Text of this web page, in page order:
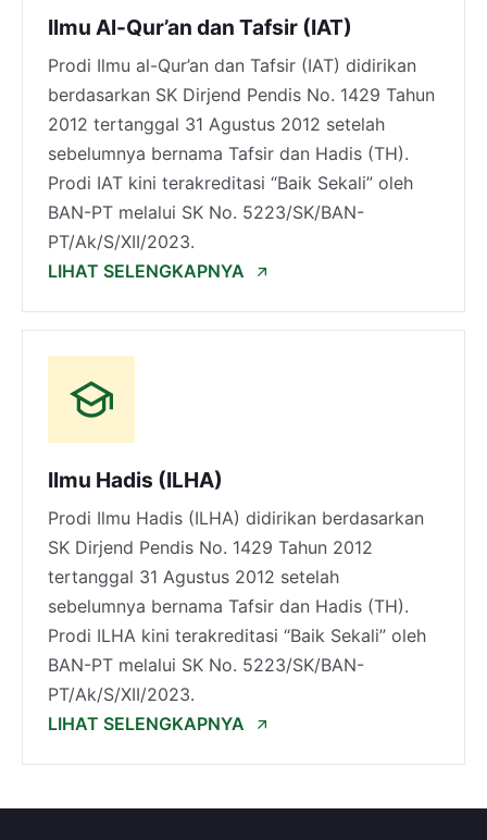
Mengembangkan kerja sama dengan
berbagai pihak di tingkat lokal, regional,
nasional, dan internasional sebagai
perwujudan Tri Dharma Perguruan Tinggi,
terutama di bidang studi al-Qur’an dan
hadits.
Ilmu Al-Qur’an dan Tafsir (IAT)
Prodi Ilmu al-Qur’an dan Tafsir (IAT) didirikan
berdasarkan SK Dirjend Pendis No. 1429 Tahun
2012 tertanggal 31 Agustus 2012 setelah
sebelumnya bernama Tafsir dan Hadis (TH).
Prodi IAT kini terakreditasi “Baik Sekali” oleh
BAN-PT melalui SK No. 5223/SK/BAN-
PT/Ak/S/XII/2023.
LIHAT SELENGKAPNYA
Ilmu Hadis (ILHA)
Prodi Ilmu Hadis (ILHA) didirikan berdasarkan
SK Dirjend Pendis No. 1429 Tahun 2012
tertanggal 31 Agustus 2012 setelah
sebelumnya bernama Tafsir dan Hadis (TH).
Prodi ILHA kini terakreditasi “Baik Sekali” oleh
BAN-PT melalui SK No. 5223/SK/BAN-
PT/Ak/S/XII/2023.
LIHAT SELENGKAPNYA